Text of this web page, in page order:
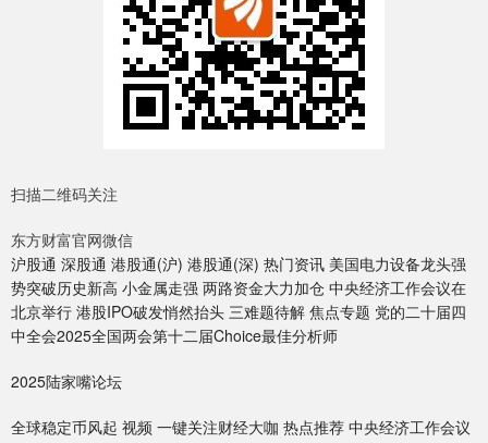
扫描二维码关注
东方财富官网微信
沪股通 深股通 港股通(沪) 港股通(深) 热门资讯 美国电力设备龙头强
势突破历史新高 小金属走强 两路资金大力加仓 中央经济工作会议在
北京举行 港股IPO破发悄然抬头 三难题待解 焦点专题 党的二十届四
中全会2025全国两会第十二届Choice最佳分析师
2025陆家嘴论坛
全球稳定币风起 视频 一键关注财经大咖 热点推荐 中央经济工作会议